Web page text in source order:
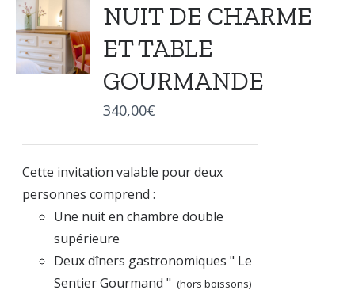
NUIT DE CHARME
ET TABLE
GOURMANDE
340,00€
Cette invitation valable pour deux
personnes comprend :
Une nuit en chambre double
supérieure
Deux dîners gastronomiques " Le
Sentier Gourmand " (hors boissons)